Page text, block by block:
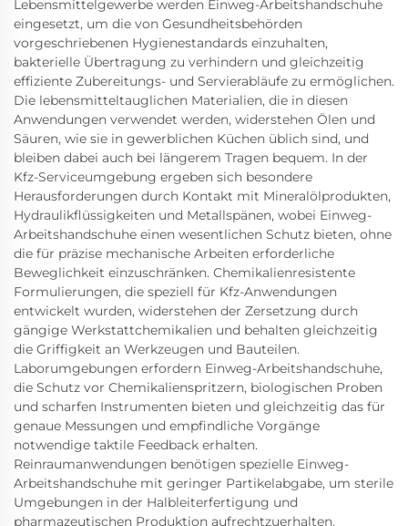
Lebensmittelgewerbe werden Einweg-Arbeitshandschuhe
eingesetzt, um die von Gesundheitsbehörden
vorgeschriebenen Hygienestandards einzuhalten,
bakterielle Übertragung zu verhindern und gleichzeitig
effiziente Zubereitungs- und Servierabläufe zu ermöglichen.
Die lebensmitteltauglichen Materialien, die in diesen
Anwendungen verwendet werden, widerstehen Ölen und
Säuren, wie sie in gewerblichen Küchen üblich sind, und
bleiben dabei auch bei längerem Tragen bequem. In der
Kfz-Serviceumgebung ergeben sich besondere
Herausforderungen durch Kontakt mit Mineralölprodukten,
Hydraulikflüssigkeiten und Metallspänen, wobei Einweg-
Arbeitshandschuhe einen wesentlichen Schutz bieten, ohne
die für präzise mechanische Arbeiten erforderliche
Beweglichkeit einzuschränken. Chemikalienresistente
Formulierungen, die speziell für Kfz-Anwendungen
entwickelt wurden, widerstehen der Zersetzung durch
gängige Werkstattchemikalien und behalten gleichzeitig
die Griffigkeit an Werkzeugen und Bauteilen.
Laborumgebungen erfordern Einweg-Arbeitshandschuhe,
die Schutz vor Chemikalienspritzern, biologischen Proben
und scharfen Instrumenten bieten und gleichzeitig das für
genaue Messungen und empfindliche Vorgänge
notwendige taktile Feedback erhalten.
Reinraumanwendungen benötigen spezielle Einweg-
Arbeitshandschuhe mit geringer Partikelabgabe, um sterile
Umgebungen in der Halbleiterfertigung und
pharmazeutischen Produktion aufrechtzuerhalten.